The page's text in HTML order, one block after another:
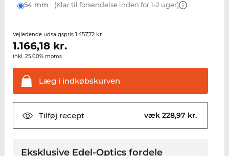
54 mm (Klar til forsendelse inden for 1-2 uger)
Vejledende udsalgspris 1.457,72 kr.
1.166,18kr.
inkl. 25.00% moms
Læg i indkøbskurven
Tilføj recept væk 228,97 kr.
Eksklusive Edel-Optics fordele